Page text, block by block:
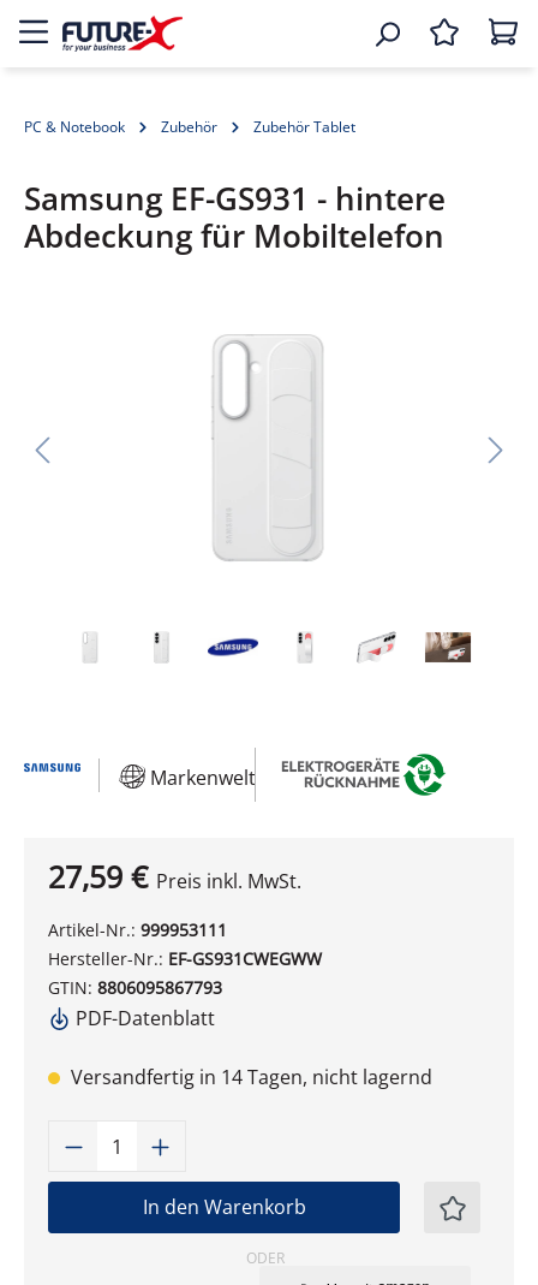
PC & Notebook Zubehör Zubehör Tablet
Samsung EF-GS931 - hintere
Abdeckung für Mobiltelefon
Markenwelt
27,59 € Preis inkl. MwSt.
Artikel-Nr.: 999953111
Hersteller-Nr.: EF-GS931CWEGWW
GTIN: 8806095867793
PDF-Datenblatt
Versandfertig in 14 Tagen, nicht lagernd
Produkt Anzahl: Gib den
In den Warenkorb
ODER